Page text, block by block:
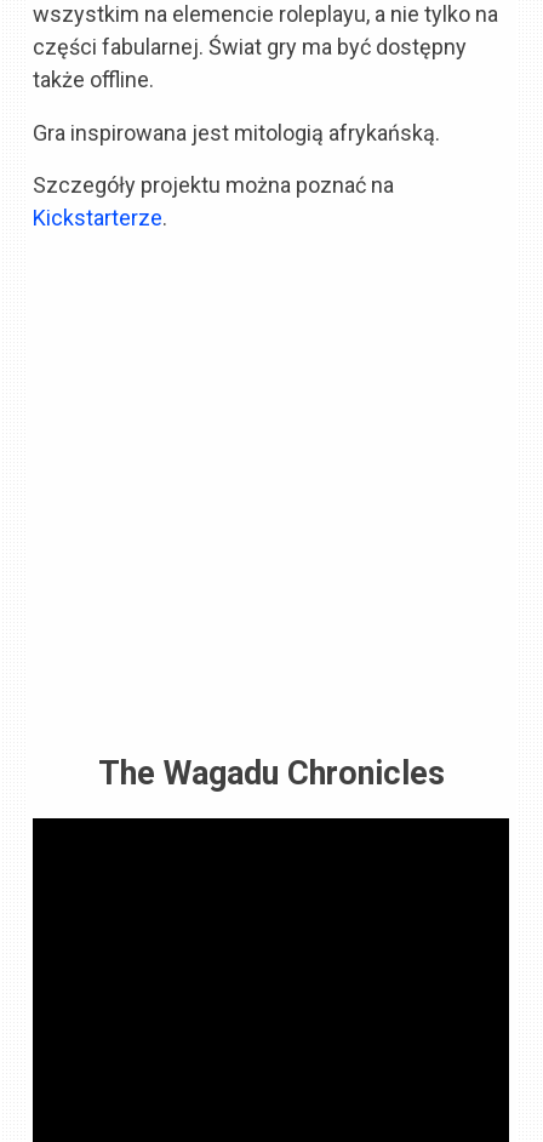
wszystkim na elemencie roleplayu, a nie tylko na
części fabularnej. Świat gry ma być dostępny
także offline.
Gra inspirowana jest mitologią afrykańską.
Szczegóły projektu można poznać na
Kickstarterze.
The Wagadu Chronicles